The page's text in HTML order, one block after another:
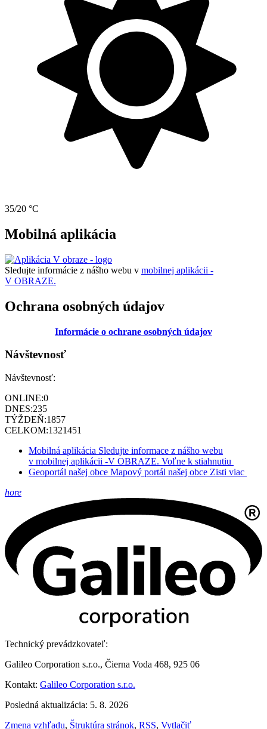
35/20 °C
Mobilná aplikácia
Sledujte informácie z nášho webu v mobilnej aplikácii -
V OBRAZE.
Ochrana osobných údajov
Informácie o ochrane osobných údajov
Návštevnosť
Návštevnosť:
ONLINE:0
DNES:235
TÝŽDEŇ:1857
CELKOM:1321451
Mobilná aplikácia Sledujte informace z nášho webu
v mobilnej aplikácii -V OBRAZE. Voľne k stiahnutiu
Geoportál našej obce Mapový portál našej obce Zisti viac
hore
Technický prevádzkovateľ:
Galileo Corporation s.r.o., Čierna Voda 468, 925 06
Kontakt: Galileo Corporation s.r.o.
Posledná aktualizácia: 5. 8. 2026
Zmena vzhľadu, Štruktúra stránok, RSS, Vytlačiť